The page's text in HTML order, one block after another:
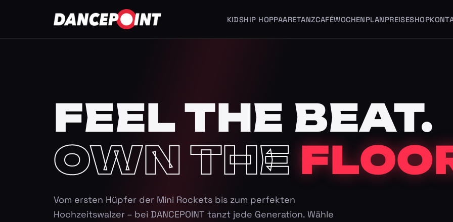
KIDSHIP HOPPAARETANZCAFÉWOCHENPLANPREISESHOP
FEEL THE BEAT.
OWN THE
Vom ersten Hüpfer der Mini Rockets bis zum perfekten
Hochzeitswalzer – bei DANCEPOINT tanzt jede Generation. Wähle